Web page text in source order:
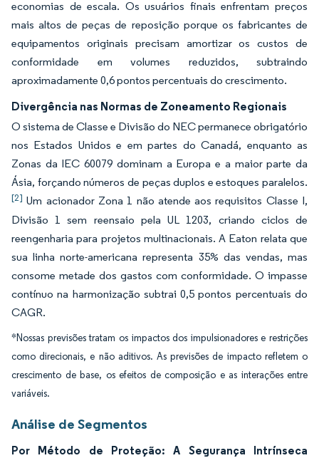
economias de escala. Os usuários finais enfrentam preços
mais altos de peças de reposição porque os fabricantes de
equipamentos originais precisam amortizar os custos de
conformidade em volumes reduzidos, subtraindo
aproximadamente 0,6 pontos percentuais do crescimento.
Divergência nas Normas de Zoneamento Regionais
O sistema de Classe e Divisão do NEC permanece obrigatório
nos Estados Unidos e em partes do Canadá, enquanto as
Zonas da IEC 60079 dominam a Europa e a maior parte da
Ásia, forçando números de peças duplos e estoques paralelos.
[2] Um acionador Zona 1 não atende aos requisitos Classe I,
Divisão 1 sem reensaio pela UL 1203, criando ciclos de
reengenharia para projetos multinacionais. A Eaton relata que
sua linha norte-americana representa 35% das vendas, mas
consome metade dos gastos com conformidade. O impasse
contínuo na harmonização subtrai 0,5 pontos percentuais do
CAGR.
*Nossas previsões tratam os impactos dos impulsionadores e restrições
como direcionais, e não aditivos. As previsões de impacto refletem o
crescimento de base, os efeitos de composição e as interações entre
variáveis.
Análise de Segmentos
Por Método de Proteção: A Segurança Intrínseca